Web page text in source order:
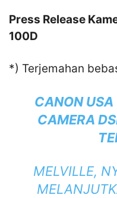
Press Release
100D
*) Terjemahan
CANON
CAMERA
MELVILLE,